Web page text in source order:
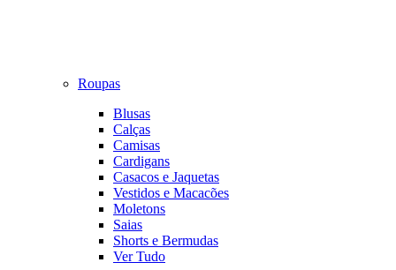
Roupas
Blusas
Calças
Camisas
Cardigans
Casacos e Jaquetas
Vestidos e Macacões
Moletons
Saias
Shorts e Bermudas
Ver Tudo